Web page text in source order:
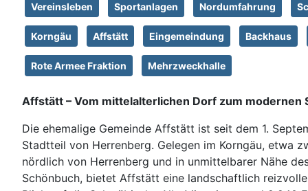
Vereinsleben Sportanlagen Nordumfahrung
Korngäu Affstätt Eingemeindung Backhaus
Rote Armee Fraktion Mehrzweckhalle
Affstätt – Vom mittelalterlichen Dorf zum modernen
Die ehemalige Gemeinde Affstätt ist seit dem 1.
Stadtteil von Herrenberg. Gelegen im Korngäu, etwa
nördlich von Herrenberg und in unmittelbarer Nähe
Schönbuch, bietet Affstätt eine landschaftlich